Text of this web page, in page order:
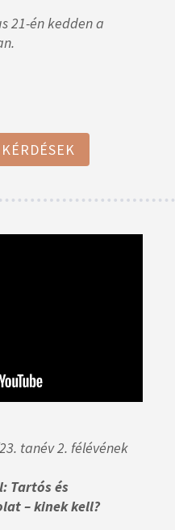
21-én kedden a
tanév 2. félévének
Tartós és
– kinek kell?